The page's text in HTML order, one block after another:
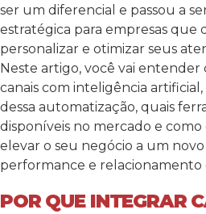
ser um diferencial e passou a
estratégica para empresas que
personalizar e otimizar seus
Neste artigo, você vai entender
canais com inteligência
dessa automatização, quais
disponíveis no mercado e
elevar o seu negócio a um
performance e relacionamento
POR QUE INTEGRAR